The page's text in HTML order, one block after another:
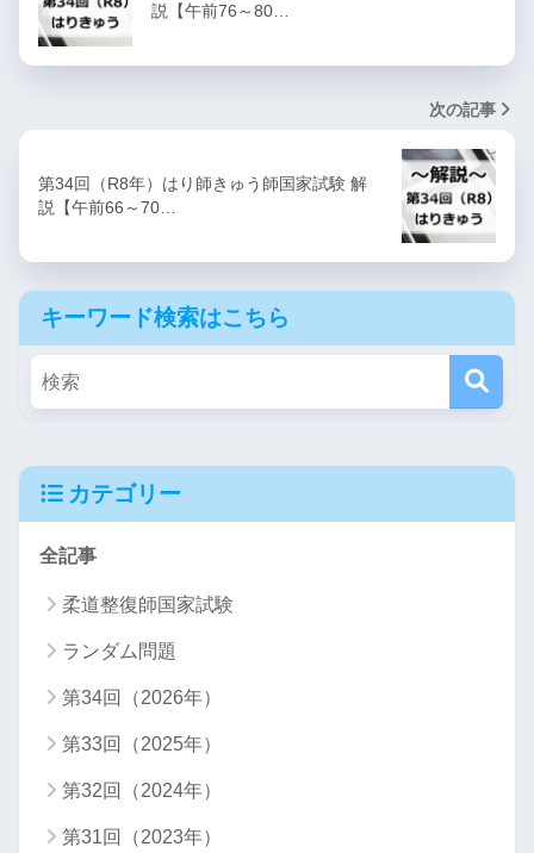
説【午前76～80…
次の記事
第34回（R8年）はり師きゅう師国家試験 解
説【午前66～70…
キーワード検索はこちら
カテゴリー
全記事
柔道整復師国家試験
ランダム問題
第34回（2026年）
第33回（2025年）
第32回（2024年）
第31回（2023年）